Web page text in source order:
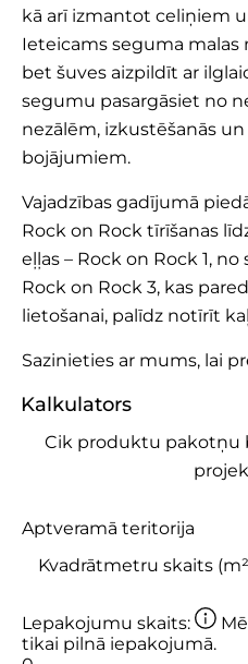
kā arī izmantot celiņiem
Ieteicams seguma
bet šuves aizpildīt ar
segumu pasargāsiet no
nezālēm, izkustēšanās
bojājumiem.
Vajadzības gadījumā
Rock on Rock tīrīšanas
eļļas – Rock on Rock 1,
Rock on Rock 3, kas
lietošanai, palīdz notīrīt
Sazinieties ar mums, lai
Kalkulators
Cik produktu pakotņu
Aptveramā teritorija
Lepakojumu skaits:
tikai pilnā iepakojumā.